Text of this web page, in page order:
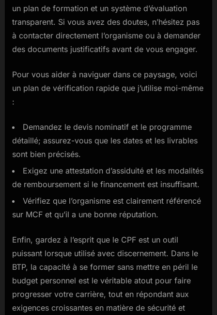
un plan de formation et un système d’évaluation
transparent. Si vous avez des doutes, n’hésitez pas
à contacter directement l’organisme ou à demander
des documents justificatifs avant de vous engager.
Pour vous aider à naviguer dans ce paysage, voici
un plan de vérification rapide que j’utilise moi-même
:
Demandez le devis nominatif et le programme
détaillé; assurez-vous que les dates et les livrables
sont bien précisés.
Exigez une attestation d’assiduité et les modalités
de remboursement si le financement est insuffisant.
Vérifiez que l’organisme est clairement référencé
sur MCF et qu’il a une bonne réputation.
Enfin, gardez à l’esprit que le CPF est un outil
puissant lorsque utilisé avec discernement. Dans le
BTP, la capacité à se former sans mettre en péril le
budget personnel est le véritable atout pour faire
progresser votre carrière, tout en répondant aux
exigences croissantes en matière de sécurité et